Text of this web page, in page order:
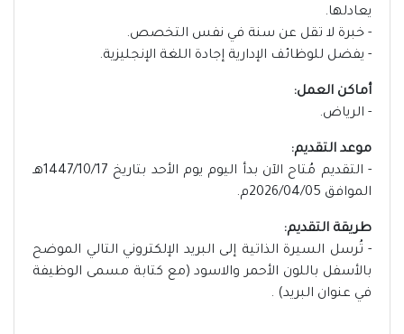
يعادلها.
- خبرة لا تقل عن سنة في نفس التخصص.
- يفضل للوظائف الإدارية إجادة اللغة الإنجليزية.
أماكن العمل:
- الرياض.
موعد التقديم:
- التقديم مُتاح الآن بدأ اليوم يوم الأحد بتاريخ 1447/10/17هـ
الموافق 2026/04/05م.
طريقة التقديم:
- تُرسل السيرة الذاتية إلى البريد الإلكتروني التالي الموضح
بالأسفل باللون الأحمر والاسود (مع كتابة مسمى الوظيفة
في عنوان البريد) .